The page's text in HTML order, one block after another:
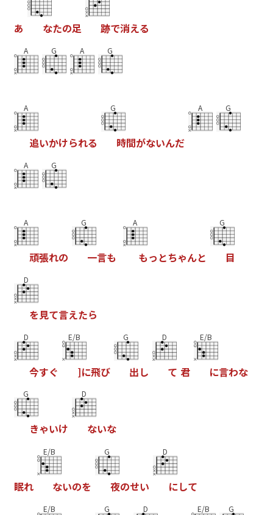
あ なたの足 跡で消える
A G A G
A
追いかけられる
G
時間がないんだ
A G
A G
A
頑張れの
G
一言も
A
もっ とちゃんと
G
目
D
を見て言えたら
D
今すぐ
E/B
]に飛び
G
出し
D
て 君
E/B
に言わな
G
きゃいけ
D
ないな
眠れ
E/B
ないのを
G
夜のせい
D
にして
E/B G D E/B G